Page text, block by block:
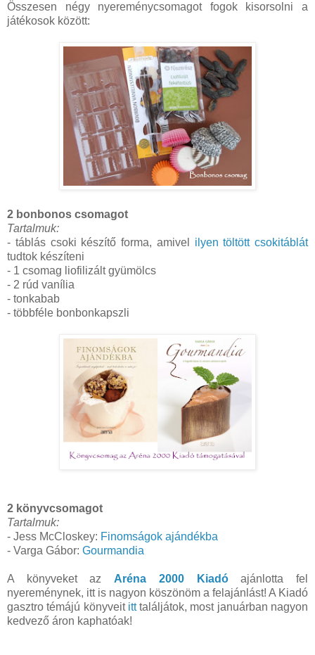
Összesen négy nyereménycsomagot fogok kisorsolni a
játékosok között:
2 bonbonos csomagot
Tartalmuk:
- táblás csoki készítő forma, amivel ilyen töltött csokitáblát
tudtok készíteni
- 1 csomag liofilizált gyümölcs
- 2 rúd vanília
- tonkabab
- többféle bonbonkapszli
2 könyvcsomagot
Tartalmuk:
- Jess McCloskey: Finomságok ajándékba
- Varga Gábor: Gourmandia
A könyveket az Aréna 2000 Kiadóajánlotta fel
nyereménynek, itt is nagyon köszönöm a felajánlást! A Kiadó
gasztro témájú könyveit itttaláljátok, most januárban nagyon
kedvező áron kaphatóak!